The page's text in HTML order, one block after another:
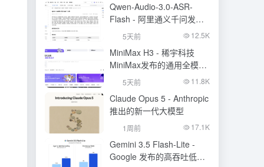
Qwen-Audio-3.0-ASR-
Flash - 阿里通义千问发布
的语音识别大模型
5天前 12.5K
MiniMax H3 - 稀宇科技
MiniMax发布的通用全模态
生成模型
5天前 11.8K
Claude Opus 5 - Anthropic
推出的新一代大模型
1周前 17.1K
Gemini 3.5 Flash-Lite -
Google 发布的高吞吐低成